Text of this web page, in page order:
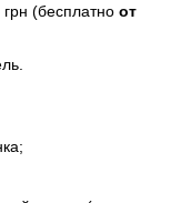
(бесплатно от